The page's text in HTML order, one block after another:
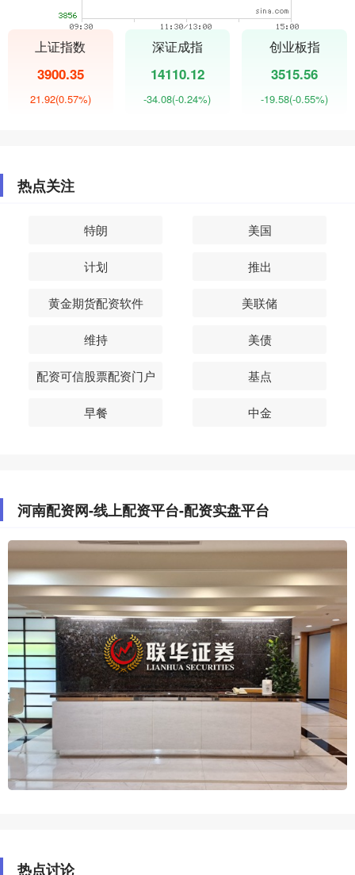
上证指数
3900.35
21.92(0.57%)
深证成指
14110.12
-34.08(-0.24%)
创业板指
3515.56
-19.58(-0.55%)
热点关注
特朗 美国
计划 推出
黄金期货配资软件 美联储
维持 美债
配资可信股票配资门户 基点
早餐 中金
河南配资网-线上配资平台-配资实盘平台
热点讨论